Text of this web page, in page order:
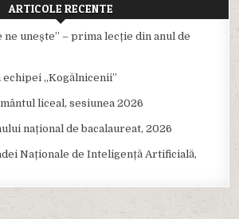
ARTICOLE RECENTE
ne unește” – prima lecție din anul de
,,Kogălnicenii”
liceal, sesiunea 2026
național de bacalaureat, 2026
Naționale de Inteligență Artificială,